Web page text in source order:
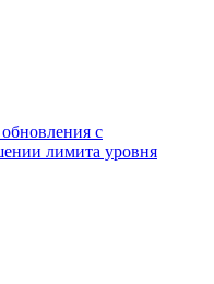
с
лимита уровня